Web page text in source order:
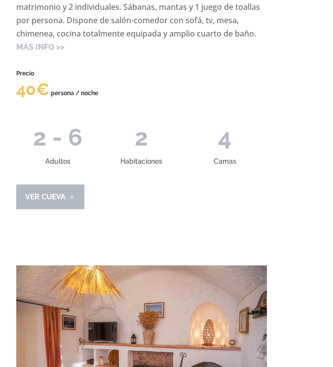
matrimonio y 2 individuales. Sábanas, mantas y 1 juego de toallas
por persona. Dispone de salón-comedor con sofá, tv, mesa,
chimenea, cocina totalmente equipada y amplio cuarto de baño.
MÁS INFO >>
Precio
40€ persona / noche
2 - 6
Adultos
2
Habitaciones
4
Camas
VER CUEVA